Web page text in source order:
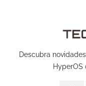
Descubra
HyperOS